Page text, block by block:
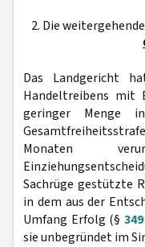
2. Die
Das Landgericht
Handeltreibens mit
geringer Menge
Monaten
Sachrüge gestützte
in dem aus der
Umfang Erfolg (§ 349
sie unbegründet im